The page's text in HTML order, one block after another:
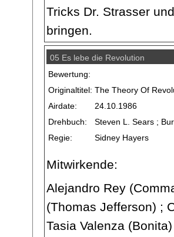
Tricks Dr. Strasser
bringen.
05 Es lebe die Revolution
Bewertung:
Originaltitel: The Theory Of
Airdate:
24.10.1986
Drehbuch:
Steven L. Sears ;
Regie:
Sidney Hayers
Mitwirkende:
Alejandro Rey
(Thomas Jefferson) ;
Tasia Valenza